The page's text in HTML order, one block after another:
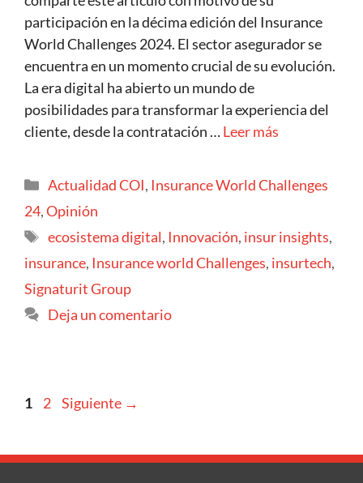
participación en la décima edición del Insurance
World Challenges 2024. El sector asegurador se
encuentra en un momento crucial de su evolución.
La era digital ha abierto un mundo de
posibilidades para transformar la experiencia del
cliente, desde la contratación …Leer más
Actualidad COI, Insurance World Challenges
24,Opinión
ecosistema digital, Innovación, insur insights,
insurance, Insurance world Challenges, insurtech,
Signaturit Group
Deja un comentario
1 2 Siguiente →